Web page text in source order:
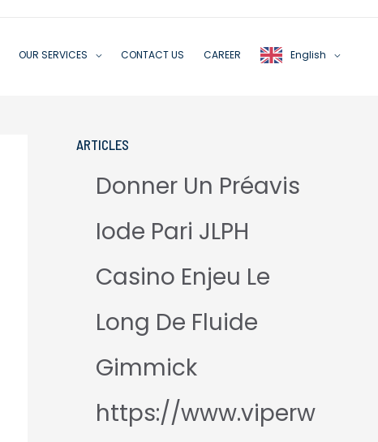
OUR SERVICES CONTACT US CAREER English
ARTICLES
Donner Un Préavis
Iode Pari JLPH
Casino Enjeu Le
Long De Fluide
Gimmick
https://www.viperw